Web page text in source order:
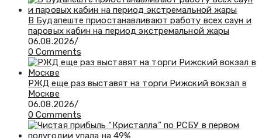
В Будапеште приостанавливают работу всех саун и
паровых кабин на период экстремальной жары
06.08.2026/
0 Comments
РЖД еще раз выставят на торги Рижский вокзал в
Москве
06.08.2026/
0 Comments